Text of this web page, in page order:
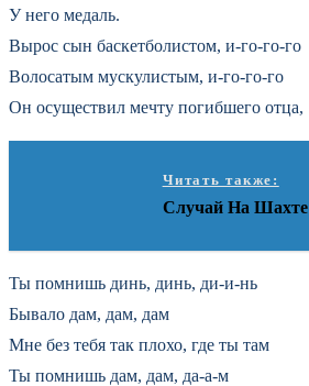
У него медаль.
Выpос сын баскетболистом, и-го-го-го
Волосатым мускулистым, и-го-го-го
Он осуществил мечту погибшего отца,
Читать также:
Случай На Шахте
Ты помнишь динь, динь, ди-и-нь
Бывало дам, дам, дам
Мне без тебя так плохо, где ты там
Ты помнишь дам, дам, да-а-м